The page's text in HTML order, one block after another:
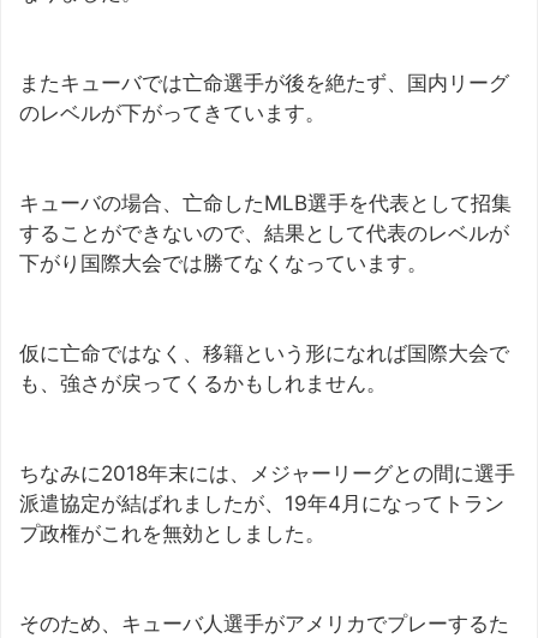
またキューバでは亡命選手が後を絶たず、国内リーグ
のレベルが下がってきています。
キューバの場合、亡命したMLB選手を代表として招集
することができないので、結果として代表のレベルが
下がり国際大会では勝てなくなっています。
仮に亡命ではなく、移籍という形になれば国際大会で
も、強さが戻ってくるかもしれません。
ちなみに2018年末には、メジャーリーグとの間に選手
派遣協定が結ばれましたが、19年4月になってトラン
プ政権がこれを無効としました。
そのため、キューバ人選手がアメリカでプレーするた